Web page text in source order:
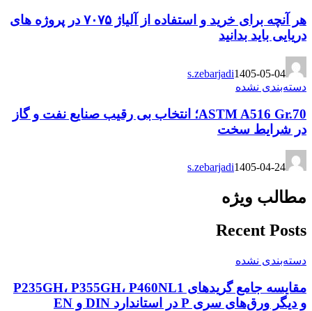
هر آنچه برای خرید و استفاده از آلیاژ ۷۰۷۵ در پروژه های
دریایی باید بدانید
s.zebarjadi1405-05-04
دسته‌بندی نشده
ASTM A516 Gr.70؛ انتخاب بی رقیب صنایع نفت و گاز
در شرایط سخت
s.zebarjadi1405-04-24
مطالب ویژه
Recent Posts
دسته‌بندی نشده
مقایسه جامع گریدهای P235GH، P355GH، P460NL1
و دیگر ورق‌های سری P در استاندارد DIN و EN